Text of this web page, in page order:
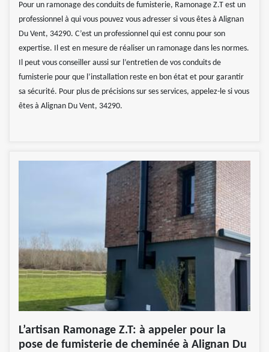
Pour un ramonage des conduits de fumisterie, Ramonage Z.T est un
professionnel à qui vous pouvez vous adresser si vous êtes à Alignan
Du Vent, 34290. C’est un professionnel qui est connu pour son
expertise. Il est en mesure de réaliser un ramonage dans les normes.
Il peut vous conseiller aussi sur l’entretien de vos conduits de
fumisterie pour que l’installation reste en bon état et pour garantir
sa sécurité. Pour plus de précisions sur ses services, appelez-le si vous
êtes à Alignan Du Vent, 34290.
L’artisan Ramonage Z.T: à appeler pour la
pose de fumisterie de cheminée à Alignan Du